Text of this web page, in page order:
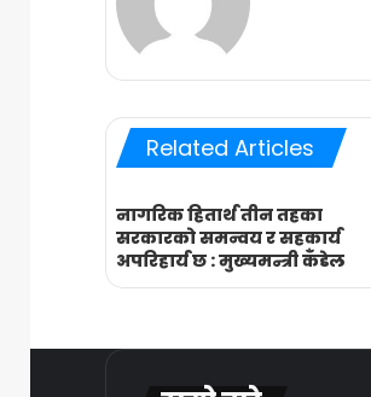
Related Articles
नागरिक हितार्थ तीन तहका
सरकारको समन्वय र सहकार्य
अपरिहार्य छ : मुख्यमन्त्री कँडेल